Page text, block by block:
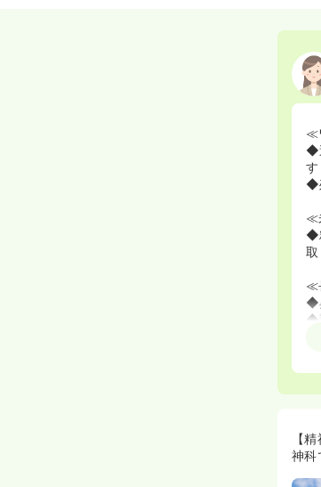
≪
◆
す
◆
≪
◆
取
≪
◆
◆
【
神科